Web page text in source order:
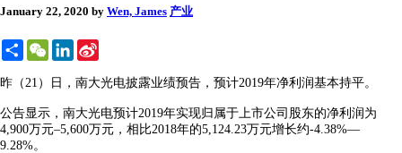
January 22, 2020 by Wen, James 产业
ShareWeChatLinkedIn
昨（21）日，南大光电披露业绩预告，预计2019年净利润基本持平。
公告显示，南大光电预计2019年实现归属于上市公司股东的净利润为
4,900万元–5,600万元，相比2018年的5,124.23万元增长约-4.38%—
9.28%。